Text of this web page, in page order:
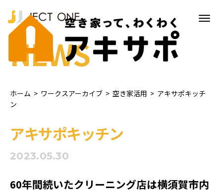
NEWS
ホーム > ワークスアーカイブ > 空き家活用 > アキサポキッチ
ン
アキサポキッチン
2023.05.30
60年間続いたクリーニング店は横須賀市内